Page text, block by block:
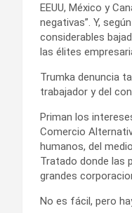
EEUU, México y
negativas”. Y,
considerables
las élites
Trumka denuncia
trabajador y del
Priman los
Comercio
humanos, del
Tratado donde las
grandes
No es fácil, pero